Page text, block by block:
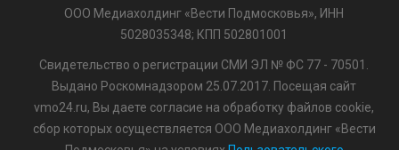
ООО Медиахолдинг «Вести Подмосковья», ИНН
5028035348; КПП 502801001
Свидетельство о регистрации СМИ ЭЛ № ФС 77 - 70501.
Выдано Роскомнадзором 25.07.2017. Посещая сайт
vmo24.ru, Вы даете согласие на обработку файлов cookie,
сбор которых осуществляется ООО Медиахолдинг «Вести